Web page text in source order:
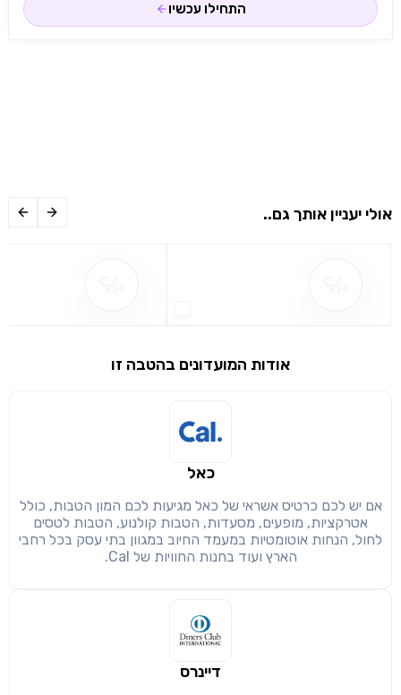
שיתוף
העתק
מימוש הטבה זו ניתן רק לחברי
חזרה הבנתי, המשך לאתר
התחילו עכשיו
אולי יעניין אותך גם..
אודות המועדונים בהטבה זו
כאל
אם יש לכם כרטיס אשראי של כאל מגיעות לכם המון הטבות, כולל
אטרקציות, מופעים, מסעדות, הטבות קולנוע, הטבות לטסים
לחול, הנחות אוטומטיות במעמד החיוב במגוון בתי עסק בכל רחבי
הארץ ועוד בחנות החוויות של Cal.
דיינרס